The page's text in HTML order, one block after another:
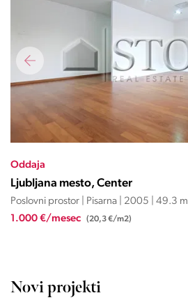
Oddaja
Ljubljana mesto, Center
Poslovni prostor | Pisarna | 2005 | 49.3 m
1.000 €/mesec (20,3 €/m2)
Novi projekti